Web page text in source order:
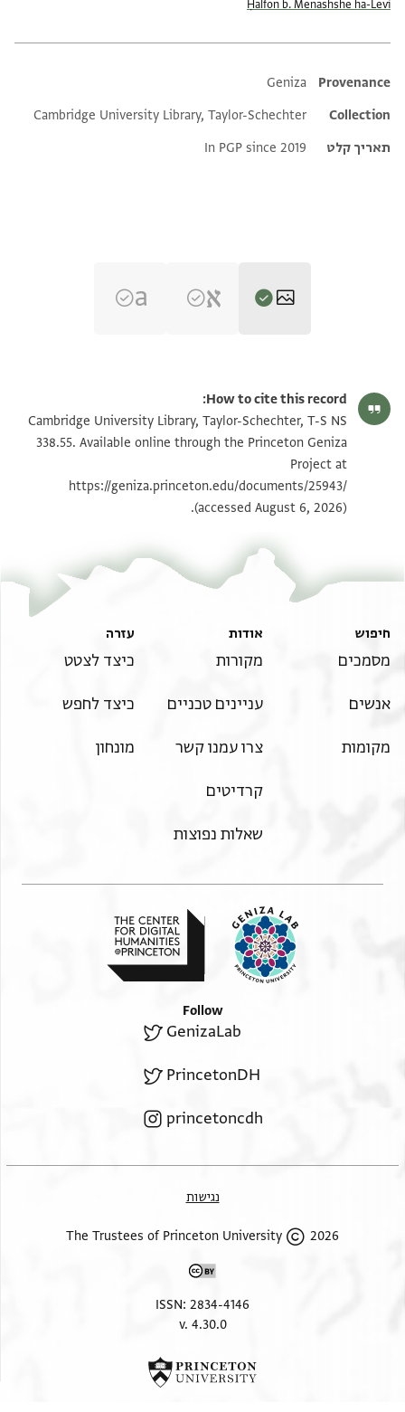
Ḥalfon b. Menashshe ha-Levi
Additional metadata
Provenance
Geniza
Collection
Cambridge University Library, Taylor-Schechter
תאריך קלט
In PGP since 2019
T-S NS 338.55 1v הגדל וסובב
תנאי היתר שימוש בתצלום
How to cite this record:
Cambridge University Library, Taylor-Schechter, T-S NS
338.55. Available online through the Princeton Geniza
Project at
https://geniza.princeton.edu/documents/25943/
(accessed August 6, 2026).
חיפוש
מסמכים
אנשים
מקומות
אודות
מקורות
עניינים טכניים
צרו עמנו קשר
קרדיטים
שאלות נפוצות
עזרה
כיצד לצטט
כיצד לחפש
מונחון
Follow
GenizaLab
PrincetonDH
princetoncdh
נגישות
2026 The Trustees of Princeton University
ISSN: 2834-4146
v. 4.30.0